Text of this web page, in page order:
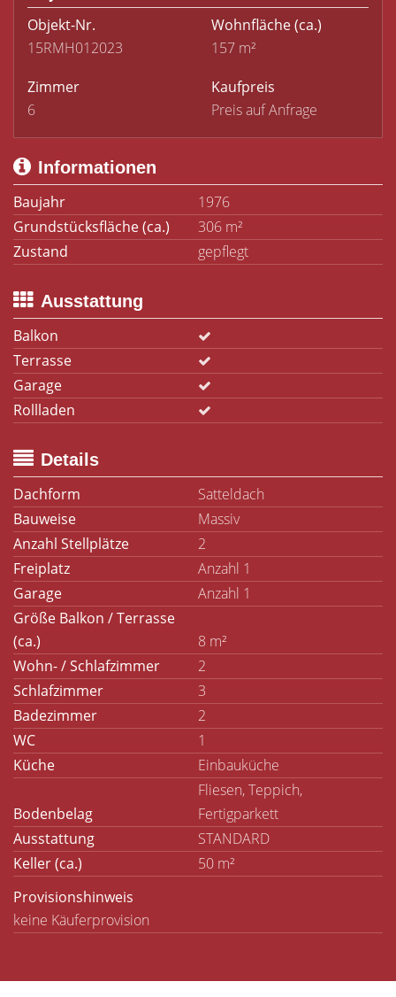
Objekt-Nr.
15RMH012023
Wohnfläche(ca.)
157 m²
Zimmer
6
Kaufpreis
Preis auf Anfrage
Informationen
Baujahr
1976
Grundstücksfläche (ca.)
306 m²
Zustand
gepflegt
Ausstattung
Balkon
Terrasse
Garage
Rollladen
Details
Dachform
Satteldach
Bauweise
Massiv
Anzahl Stellplätze
2
Freiplatz
Anzahl 1
Garage
Anzahl 1
Größe Balkon / Terrasse
(ca.)
8 m²
Wohn- / Schlafzimmer
2
Schlafzimmer
3
Badezimmer
2
WC
1
Küche
Einbauküche
Bodenbelag
Fliesen, Teppich,
Fertigparkett
Ausstattung
STANDARD
Keller (ca.)
50 m²
Provisionshinweis
keine Käuferprovision